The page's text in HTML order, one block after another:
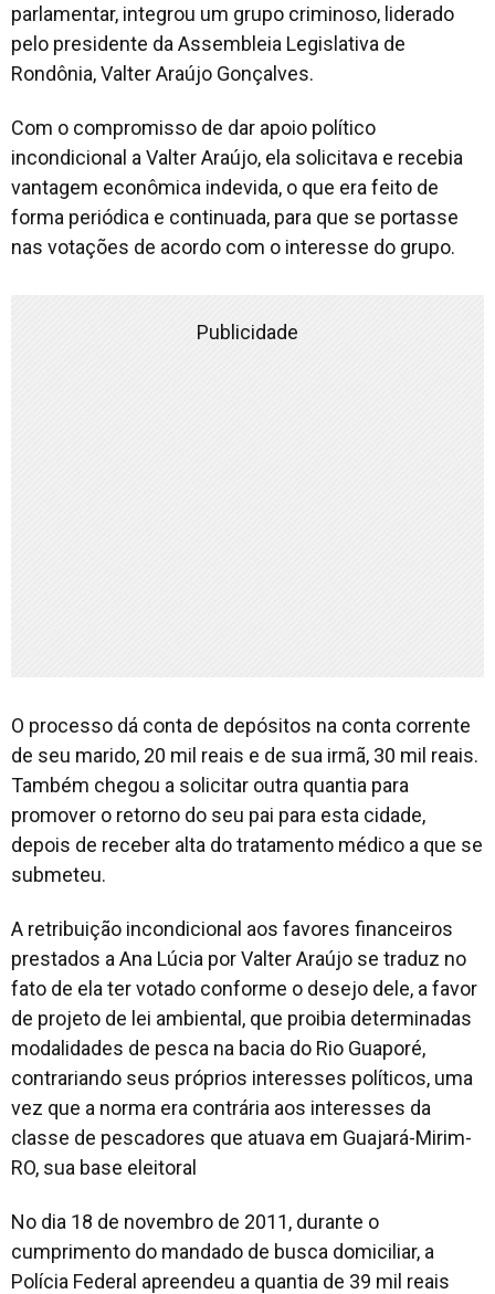
parlamentar, integrou um grupo criminoso, liderado
pelo presidente da Assembleia Legislativa de
Rondônia, Valter Araújo Gonçalves.
Com o compromisso de dar apoio político
incondicional a Valter Araújo, ela solicitava e recebia
vantagem econômica indevida, o que era feito de
forma periódica e continuada, para que se portasse
nas votações de acordo com o interesse do grupo.
Publicidade
O processo dá conta de depósitos na conta corrente
de seu marido, 20 mil reais e de sua irmã, 30 mil reais.
Também chegou a solicitar outra quantia para
promover o retorno do seu pai para esta cidade,
depois de receber alta do tratamento médico a que se
submeteu.
A retribuição incondicional aos favores financeiros
prestados a Ana Lúcia por Valter Araújo se traduz no
fato de ela ter votado conforme o desejo dele, a favor
de projeto de lei ambiental, que proibia determinadas
modalidades de pesca na bacia do Rio Guaporé,
contrariando seus próprios interesses políticos, uma
vez que a norma era contrária aos interesses da
classe de pescadores que atuava em Guajará-Mirim-
RO, sua base eleitoral
No dia 18 de novembro de 2011, durante o
cumprimento do mandado de busca domiciliar, a
Polícia Federal apreendeu a quantia de 39 mil reais